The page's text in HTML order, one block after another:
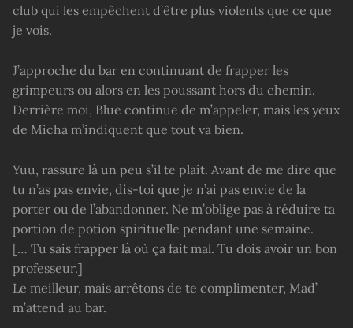
club qui les empêchent d’être plus violents que ce que
je vois.
J’approche du bar en continuant de frapper les
grimpeurs ou alors en les poussant hors du chemin.
Derrière moi, Blue continue de m’appeler, mais les yeux
de Micha m’indiquent que tout va bien.
Yuu, rassure là un peu s’il te plaît. Avant de me dire que
tu n’as pas envie, dis-toi que je n’ai pas envie de la
porter ou de l’abandonner. Ne m’oblige pas à réduire ta
portion de potion spirituelle pendant une semaine.
[… Tu sais frapper là où ça fait mal. Tu dois avoir un bon
professeur.]
Le meilleur, mais arrêtons de te complimenter, Mad’
m’attend au bar.